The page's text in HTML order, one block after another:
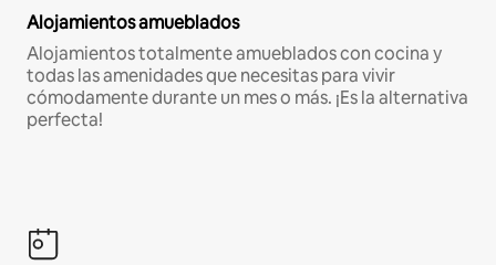
Alojamientos amueblados
Alojamientos totalmente amueblados con cocina y
todas las amenidades que necesitas para vivir
cómodamente durante un mes o más. ¡Es la alternativa
perfecta!